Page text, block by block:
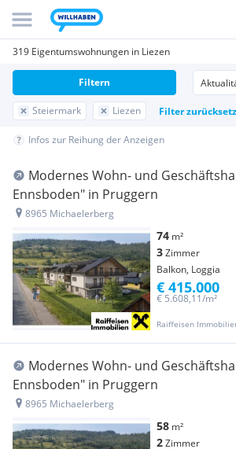
319 Eigentumswohnungen in Liezen
Steiermark Liezen Filter
Filtern
Infos zur Reihung der Anzeigen
Modernes Wohn- und
Ennsboden" in Pruggern
8965 Michaelerberg
74 m²
3Zimmer
Balkon, Loggia
Raiffeisen
€ 5.608,11/m²
€ 415.000
Modernes Wohn- und
Ennsboden" in Pruggern
8965 Michaelerberg
58 m²
2Zimmer